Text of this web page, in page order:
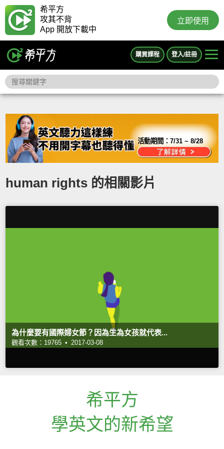
希平方
攻其不背
App 開放下載中
立即使用
購買課程 登入/註冊
活動期間：7/31 ~ 8/28
human rights 的相關影片
為什麼要有國際婦女節？因為生為女孩就代表...
觀看次數：19765 • 2017-03-08
希平方
學英文的新希望